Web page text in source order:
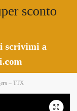
sconto
scrivimi a
– TTX